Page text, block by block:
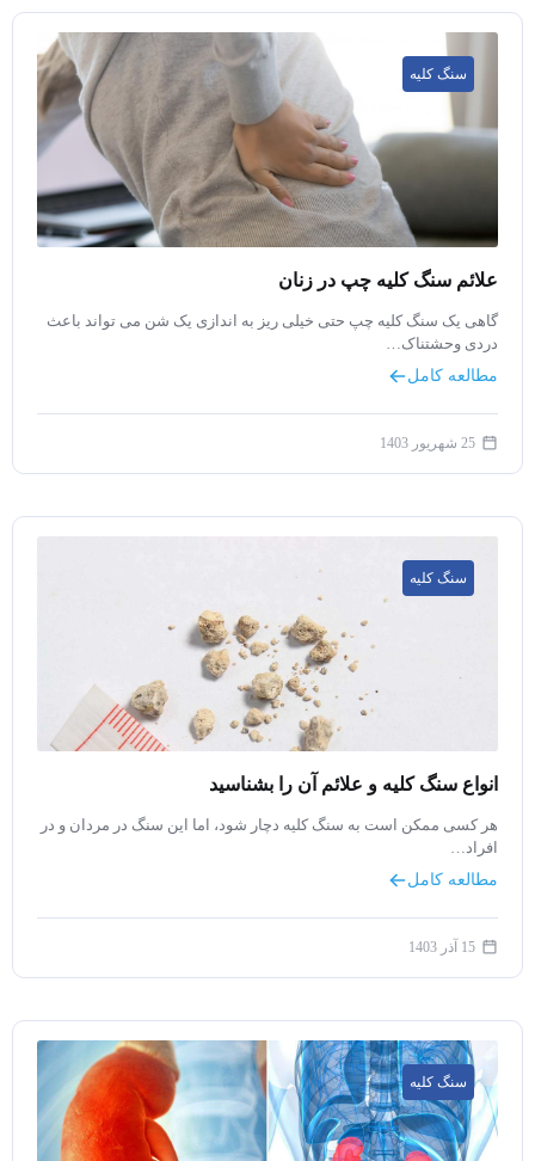
سنگ کلیه
علائم سنگ کلیه چپ در زنان
گاهی یک سنگ کلیه چپ حتی خیلی ریز به اندازی یک شن می تواند باعث
دردی وحشتناک…
مطالعه کامل
25 شهریور 1403
سنگ کلیه
انواع سنگ کلیه و علائم آن را بشناسید
هر کسی ممکن است به سنگ کلیه دچار شود، اما این سنگ در مردان و در
افراد…
مطالعه کامل
15 آذر 1403
سنگ کلیه
قدرت گرفته از همیارسیستم